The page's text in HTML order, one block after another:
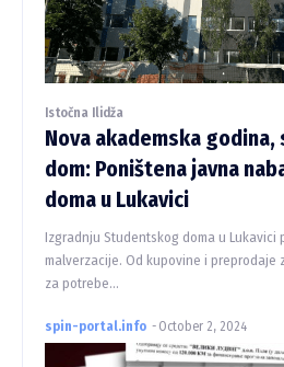
Istočna Ilidža
Nova akademska
dom: Poništena javna
doma u Lukavici
Izgradnju Studentskog doma u Lukavici
malverzacije. Od kupovine i preprodaje
za potrebe...
spin-portal.info - October 2, 2024